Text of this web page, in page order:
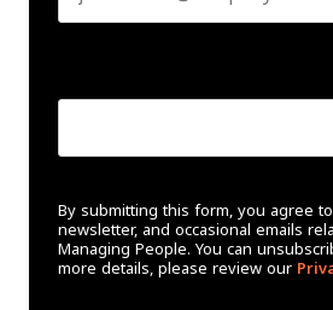
By submitting this form, you agree
newsletter, and occasional emails
Managing People. You can
more details, please review our